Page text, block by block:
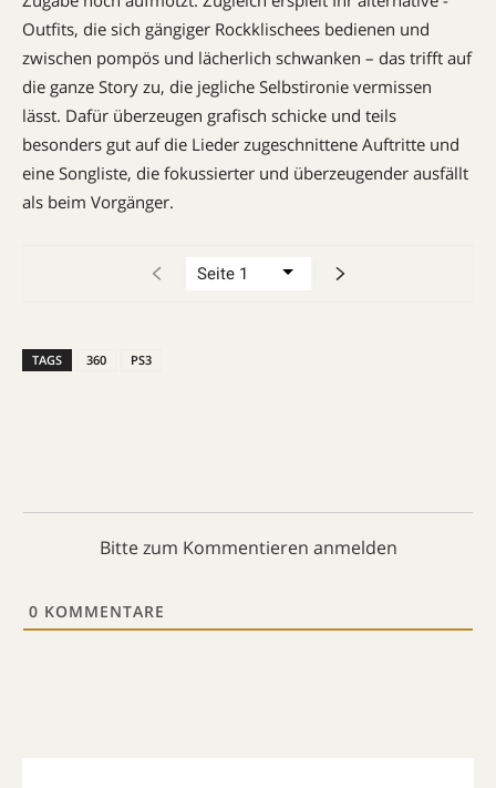
Outfits, die sich gängiger Rockklischees bedienen und
zwischen pompös und lächerlich schwanken – das trifft auf
die ganze Story zu, die jegliche Selbstironie vermissen
lässt. Dafür überzeugen grafisch schicke und teils
besonders gut auf die Lieder zugeschnittene Auftritte und
eine Songliste, die fokussierter und überzeugender ausfällt
als beim Vorgänger.
TAGS 360 PS3
Bitte zum Kommentieren anmelden
0 KOMMENTARE